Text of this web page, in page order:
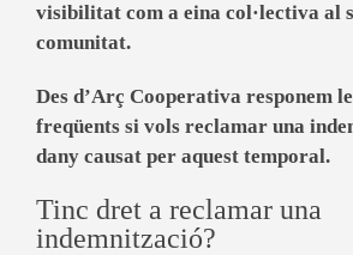
visibilitat com a eina col·lectiva al
comunitat.
Des d’Arç Cooperativa responem
freqüents si vols reclamar una
dany causat per aquest temporal.
Tinc dret a reclamar una
indemnització?